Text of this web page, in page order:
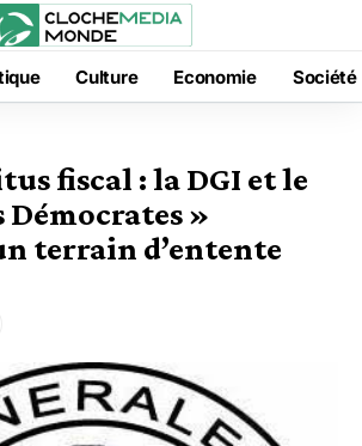
Culture Economie Société
fiscal : la DGI et le
»
terrain d’entente